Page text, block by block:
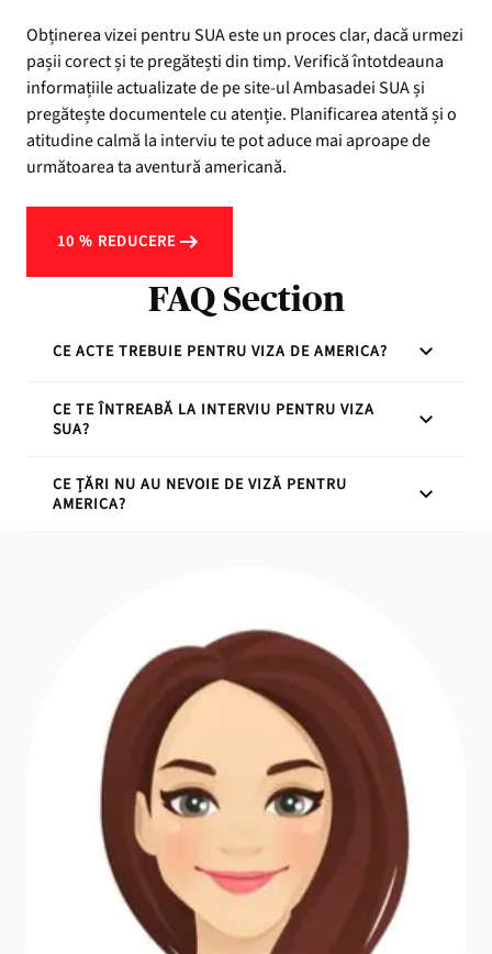
Obținerea vizei pentru SUA este un proces clar, dacă urmezi
pașii corect și te pregătești din timp. Verifică întotdeauna
informațiile actualizate de pe site-ul Ambasadei SUA și
pregătește documentele cu atenție. Planificarea atentă și o
atitudine calmă la interviu te pot aduce mai aproape de
următoarea ta aventură americană.
10 % REDUCERE
FAQ Section
CE ACTE TREBUIE PENTRU VIZA DE AMERICA?
Pașaport valabil, formular DS-160 completat,
dovada plății taxei, confirmarea programării și
itinerar).
CE TE ÎNTREABĂ LA INTERVIU PENTRU VIZA
SUA?
Întrebările vizează scopul călătoriei, durata șederii,
situația profesională și planurile de revenire în
CE ȚĂRI NU AU NEVOIE DE VIZĂ PENTRU
AMERICA?